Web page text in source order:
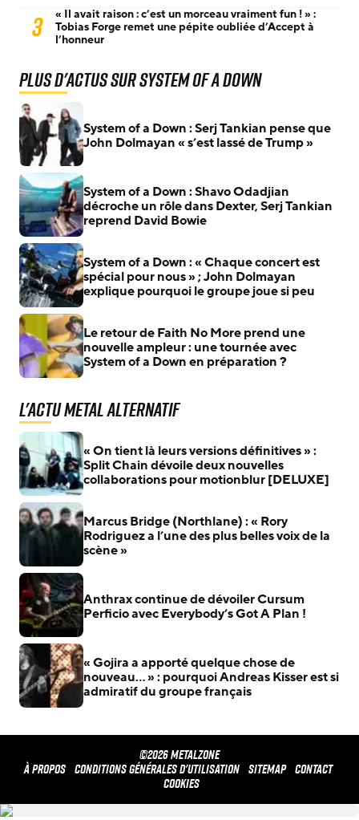
3
« Il avait raison : c’est un morceau vraiment fun ! » :
Tobias Forge remet une pépite oubliée d’Accept à
l’honneur
Plus d'actus sur System Of A Down
System of a Down : Serj Tankian pense que
John Dolmayan « s’est lassé de Trump »
System of a Down : Shavo Odadjian
décroche un rôle dans Dexter, Serj Tankian
reprend David Bowie
System of a Down : « Chaque concert est
spécial pour nous » ; John Dolmayan
explique pourquoi le groupe joue si peu
Le retour de Faith No More prend une
nouvelle ampleur : une tournée avec
System of a Down en préparation ?
L'actu Metal Alternatif
« On tient là leurs versions définitives » :
Split Chain dévoile deux nouvelles
collaborations pour motionblur [DELUXE]
Marcus Bridge (Northlane) : « Rory
Rodriguez a l’une des plus belles voix de la
scène »
Anthrax continue de dévoiler Cursum
Perficio avec Everybody’s Got A Plan !
« Gojira a apporté quelque chose de
nouveau… » : pourquoi Andreas Kisser est si
admiratif du groupe français
©2026 METALZONE
À propos Conditions générales d'utilisation Sitemap Contact
Cookies